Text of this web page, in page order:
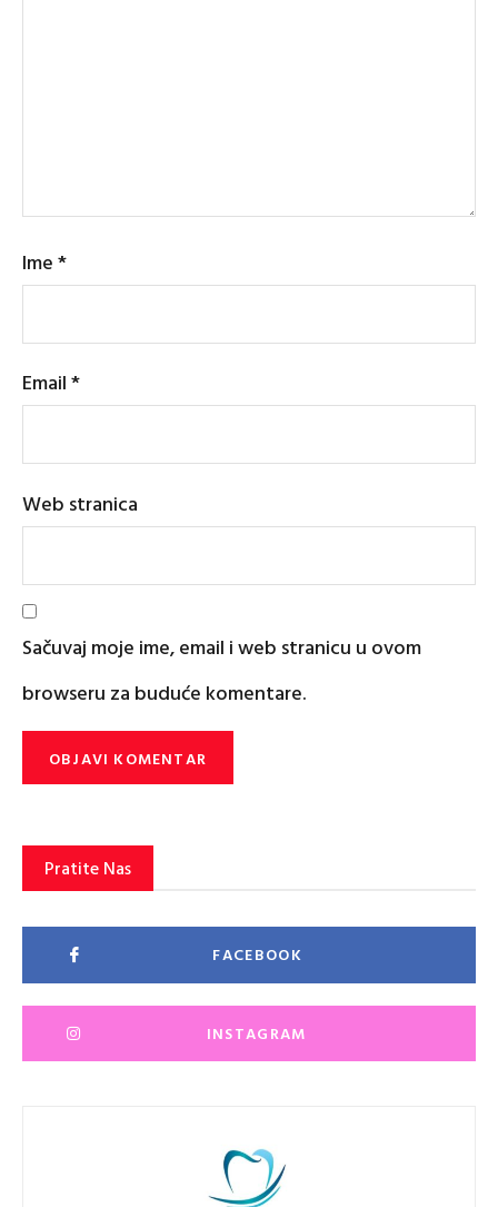
Ime*
Email*
Web stranica
Sačuvaj moje ime, email i web stranicu u ovom
browseru za buduće komentare.
Pratite Nas
FACEBOOK
INSTAGRAM